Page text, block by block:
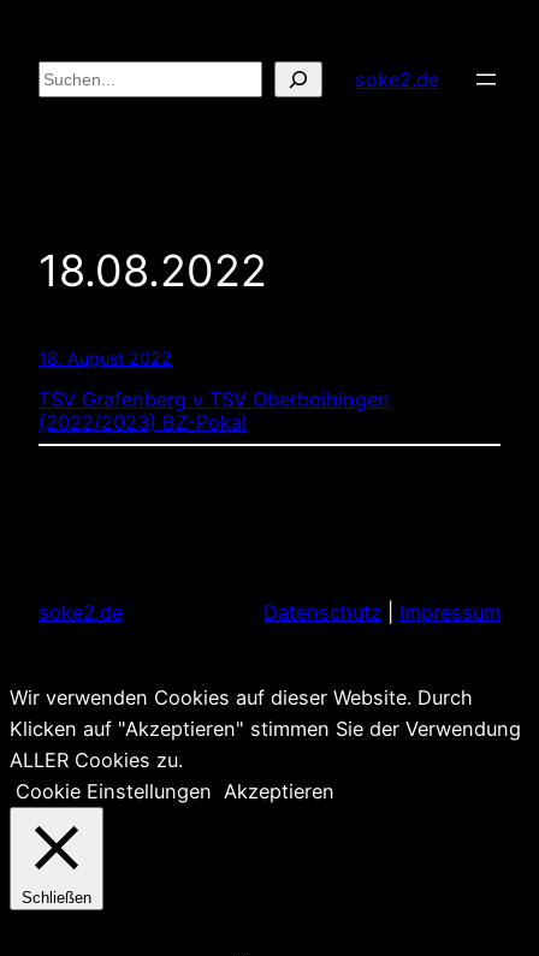
Inhalt
springen
Suchen soke2.de
18.08.2022
18. August 2022
TSV Grafenberg v TSV Oberboihingen
(2022/2023) BZ-Pokal
soke2.de Datenschutz Impressum
Wir verwenden Cookies auf dieser Website. Durch
Klicken auf "Akzeptieren" stimmen Sie der Verwendung
ALLER Cookies zu.
Cookie Einstellungen Akzeptieren
Schließen